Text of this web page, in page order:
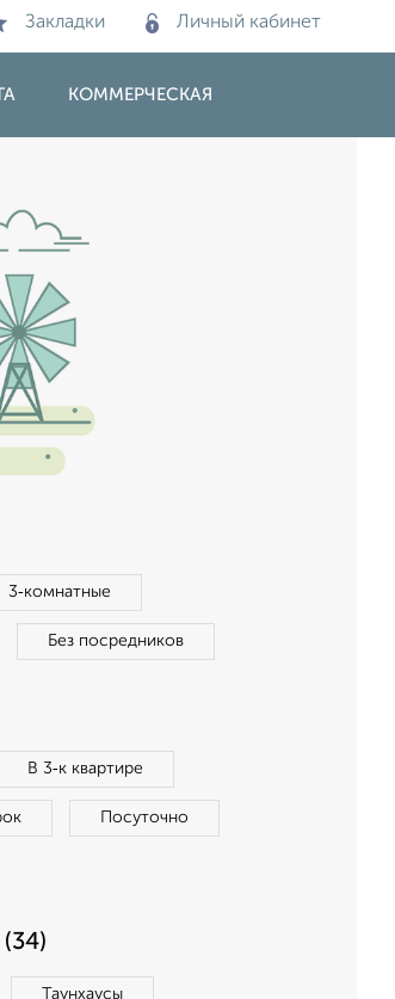
Закладки Личный кабинет
КОММЕРЧЕСКАЯ
3‑комнатные
Без посредников
В 3‑к квартире
Посуточно
Таунхаусы